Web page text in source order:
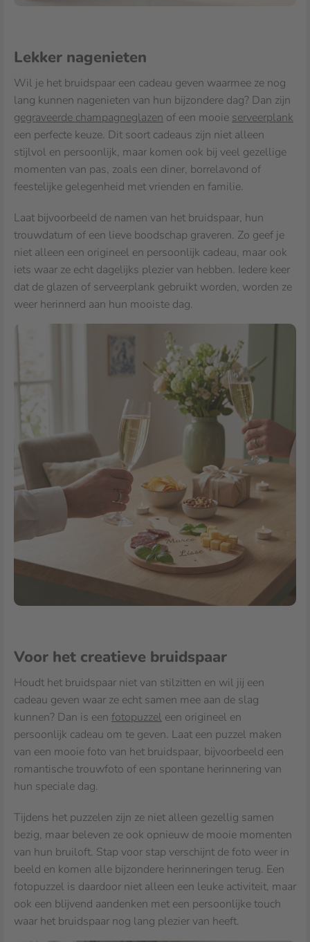
Lekker nagenieten
Wil je het bruidspaar een cadeau geven waarmee ze nog
lang kunnen nagenieten van hun bijzondere dag? Dan zijn
gegraveerde champagneglazen of een mooie serveerplank
een perfecte keuze. Dit soort cadeaus zijn niet alleen
stijlvol en persoonlijk, maar komen ook bij veel gezellige
momenten van pas, zoals een diner, borrelavond of
feestelijke gelegenheid met vrienden en familie.
Laat bijvoorbeeld de namen van het bruidspaar, hun
trouwdatum of een lieve boodschap graveren. Zo geef je
niet alleen een origineel en persoonlijk cadeau, maar ook
iets waar ze echt dagelijks plezier van hebben. Iedere keer
dat de glazen of serveerplank gebruikt worden, worden ze
weer herinnerd aan hun mooiste dag.
Voor het creatieve bruidspaar
Houdt het bruidspaar niet van stilzitten en wil jij een
cadeau geven waar ze echt samen mee aan de slag
kunnen? Dan is een fotopuzzel een origineel en
persoonlijk cadeau om te geven. Laat een puzzel maken
van een mooie foto van het bruidspaar, bijvoorbeeld een
romantische trouwfoto of een spontane herinnering van
hun speciale dag.
Tijdens het puzzelen zijn ze niet alleen gezellig samen
bezig, maar beleven ze ook opnieuw de mooie momenten
van hun bruiloft. Stap voor stap verschijnt de foto weer in
beeld en komen alle bijzondere herinneringen terug. Een
fotopuzzel is daardoor niet alleen een leuke activiteit, maar
ook een blijvend aandenken met een persoonlijke touch
waar het bruidspaar nog lang plezier van heeft.